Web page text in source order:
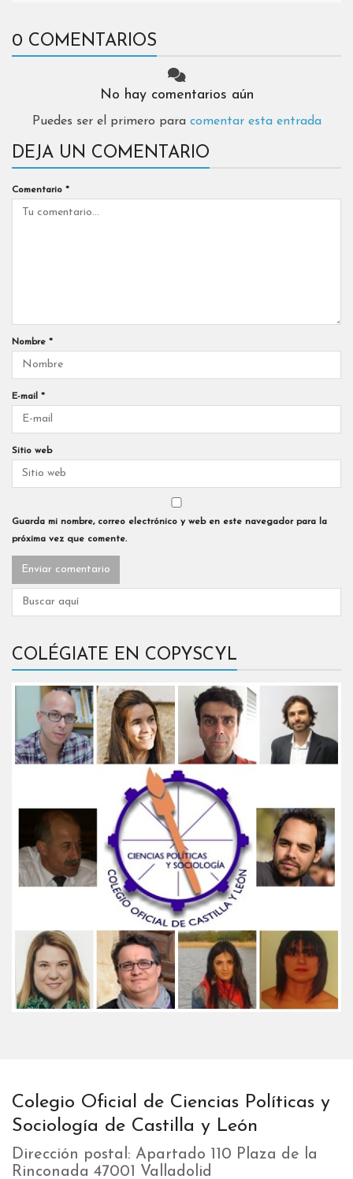
0 COMENTARIOS
No hay comentarios aún
Puedes ser el primero para comentar esta entrada
DEJA UN COMENTARIO
Comentario *
Nombre *
E-mail *
Sitio web
Guarda mi nombre, correo electrónico y web en este navegador para la
próxima vez que comente.
COLÉGIATE EN COPYSCYL
Colegio Oficial de Ciencias Políticas y
Sociología de Castilla y León
Dirección postal: Apartado 110 Plaza de la
Rinconada 47001 Valladolid